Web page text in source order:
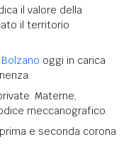
il valore della
il territorio
oggi in carica
Materne,
meccanografico.
e seconda corona